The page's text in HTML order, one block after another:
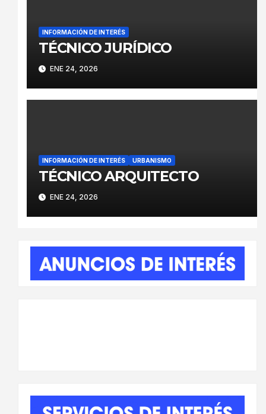
INFORMACIÓN DE INTERÉS
TÉCNICO JURÍDICO
ENE 24, 2026
INFORMACIÓN DE INTERÉS URBANISMO
TÉCNICO ARQUITECTO
ENE 24, 2026